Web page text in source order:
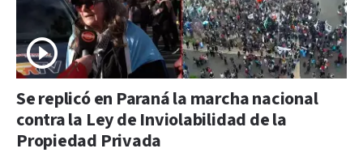
Se replicó en Paraná la marcha nacional
contra la Ley de Inviolabilidad de la
Propiedad Privada